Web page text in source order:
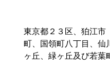
東京都２３区、狛江市
町、国領町八丁目、仙
ヶ丘、緑ヶ丘及び若葉